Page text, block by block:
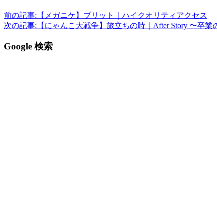
前の記事: 【メガニケ】ブリット｜ハイクオリティアクセス
次の記事: 【にゃんこ大戦争】旅立ちの時｜After Story 〜卒業
Google 検索